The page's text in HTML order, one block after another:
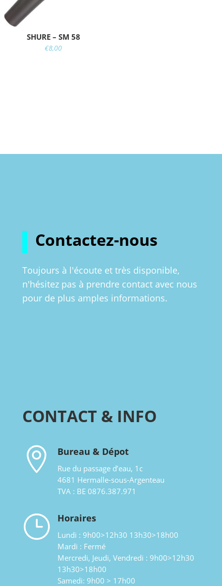
SHURE – SM 58
€8,00
Contactez-nous
Toujours à l'écoute et très disponible,
n'hésitez pas à prendre contact avec nous
pour de plus amples informations.
CONTACT & INFO
 Bureau & Dépot
Rue du passage d’eau, 1c
4681 Hermalle-sous-Argenteau
TVA : BE 0876.387.971
} Horaires
Lundi : 9h00>12h30 13h30>18h00
Mardi : Fermé
Mercredi, Jeudi, Vendredi : 9h00>12h30
13h30>18h00
Samedi: 9h00 > 17h00